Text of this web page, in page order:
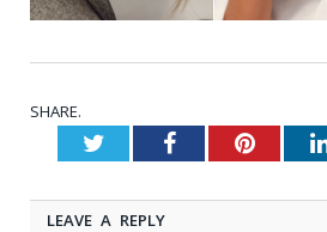
SHARE.
TwitterFacebook
LEAVE A REPLY